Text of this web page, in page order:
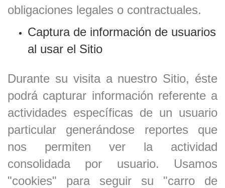
obligaciones legales o contractuales.
Captura de información de usuarios
al usar el Sitio
Durante su visita a nuestro Sitio, éste
podrá capturar información referente a
actividades específicas de un usuario
particular generándose reportes que
nos permiten ver la actividad
consolidada por usuario. Usamos
"cookies" para seguir su "carro de